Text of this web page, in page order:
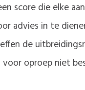
score die elke
advies in te
de
oproep niet